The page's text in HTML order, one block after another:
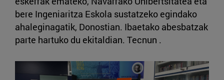
bere Ingeniaritza Eskola sustatzeko egindako
ahaleginagatik, Donostian. Ibaetako abesbatzak
parte hartuko du ekitaldian. Tecnun .